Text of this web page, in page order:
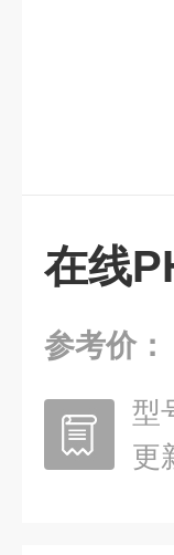
在线
参考价：
型
更